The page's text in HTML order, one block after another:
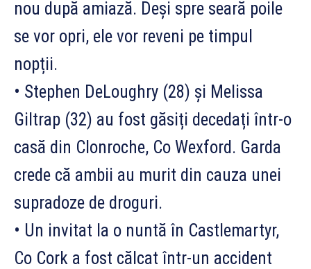
nou după amiază. Deși spre seară poile
se vor opri, ele vor reveni pe timpul
nopții.
• Stephen DeLoughry (28) și Melissa
Giltrap (32) au fost găsiți decedați într-o
casă din Clonroche, Co Wexford. Garda
crede că ambii au murit din cauza unei
supradoze de droguri.
• Un invitat la o nuntă în Castlemartyr,
Co Cork a fost călcat într-un accident